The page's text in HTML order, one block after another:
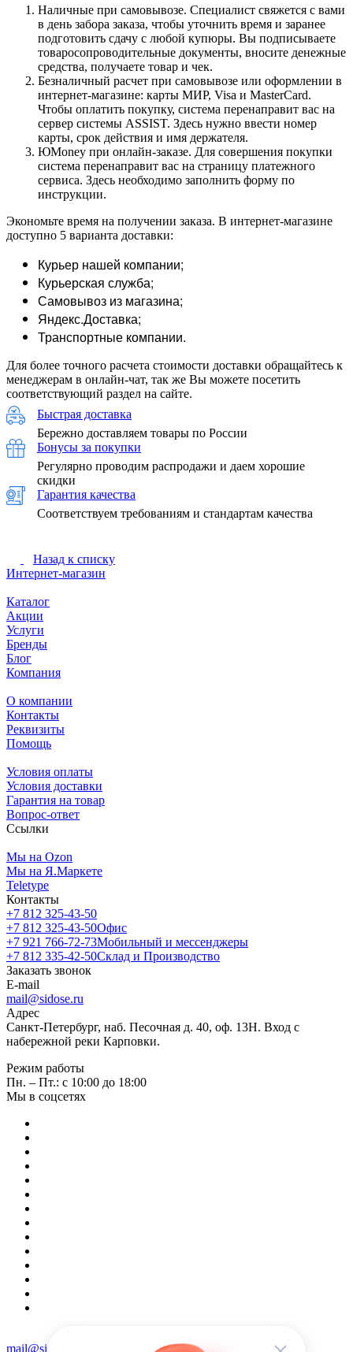
Наличные при самовывозе. Специалист свяжется с вами
в день забора заказа, чтобы уточнить время и заранее
подготовить сдачу с любой купюры. Вы подписываете
товаросопроводительные документы, вносите денежные
средства, получаете товар и чек.
Безналичный расчет при самовывозе или оформлении в
интернет-магазине: карты МИР, Visa и MasterCard.
Чтобы оплатить покупку, система перенаправит вас на
сервер системы ASSIST. Здесь нужно ввести номер
карты, срок действия и имя держателя.
ЮMoney при онлайн-заказе. Для совершения покупки
система перенаправит вас на страницу платежного
сервиса. Здесь необходимо заполнить форму по
инструкции.
Экономьте время на получении заказа. В интернет-магазине
доступно 5 варианта доставки:
Курьер нашей компании;
Курьерская служба;
Самовывоз из магазина;
Яндекс.Доставка;
Транспортные компании.
Для более точного расчета стоимости доставки обращайтесь к
менеджерам в онлайн-чат, так же Вы можете посетить
соответствующий раздел на сайте.
Быстрая доставка
Бережно доставляем товары по России
Бонусы за покупки
Регулярно проводим распродажи и даем хорошие
скидки
Гарантия качества
Соответствуем требованиям и стандартам качества
Назад к списку
Интернет-магазин
Каталог
Акции
Услуги
Бренды
Блог
Компания
О компании
Контакты
Реквизиты
Помощь
Условия оплаты
Условия доставки
Гарантия на товар
Вопрос-ответ
Ссылки
Мы на Ozon
Мы на Я.Маркете
Teletype
Контакты
+7 812 325-43-50
+7 812 325-43-50Офис
+7 921 766-72-73Мобильный и мессенджеры
+7 812 335-42-50Склад и Производство
Заказать звонок
E-mail
mail@sidose.ru
Адрес
Санкт-Петербург, наб. Песочная д. 40, оф. 13Н. Вход с
набережной реки Карповки.
Режим работы
Пн. – Пт.: с 10:00 до 18:00
Мы в соцсетях
mail@sidose.ru